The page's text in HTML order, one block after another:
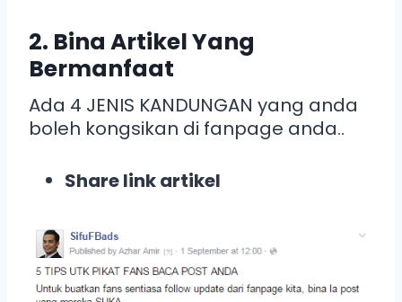
2. Bina Artikel Yang
Bermanfaat
Ada 4 JENIS KANDUNGAN yang anda
boleh kongsikan di fanpage anda..
Share link artikel